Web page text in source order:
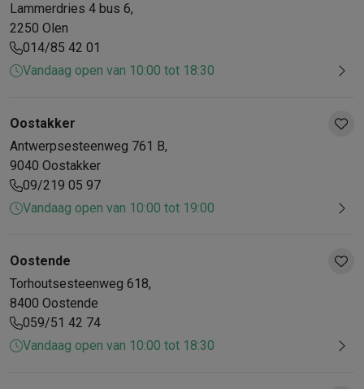
Lammerdries 4 bus 6,
2250 Olen
014/85 42 01
Vandaag open van 10:00 tot 18:30
Oostakker
Antwerpsesteenweg 761 B,
9040 Oostakker
09/219 05 97
Vandaag open van 10:00 tot 19:00
Oostende
Torhoutsesteenweg 618,
8400 Oostende
059/51 42 74
Vandaag open van 10:00 tot 18:30